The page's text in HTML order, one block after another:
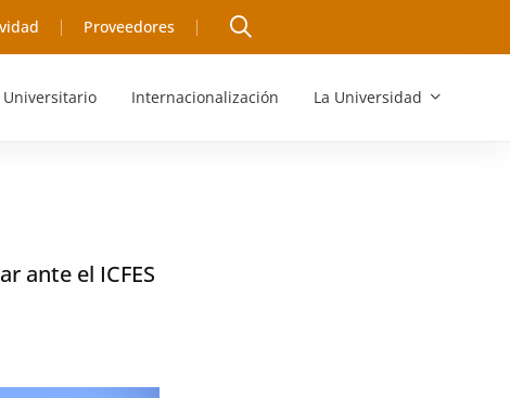
Proveedores
Internacionalización La Universidad
ante el ICFES